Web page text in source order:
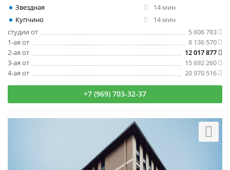
Звездная
14 мин
Купчино
14 мин
студии от
5 606 783
1-ая от
8 136 570
2-ая от
12 017 877
3-ая от
15 692 260
4-ая от
20 970 516
+7 (969) 703-32-37